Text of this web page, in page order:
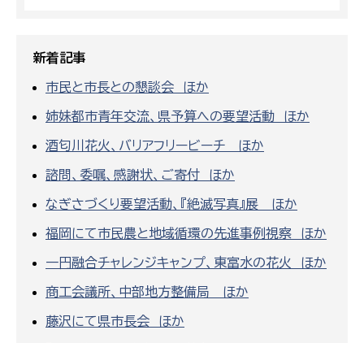
新着記事
市民と市長との懇談会 ほか
姉妹都市青年交流、県予算への要望活動 ほか
酒匂川花火、バリアフリービーチ ほか
諮問、委嘱、感謝状、ご寄付 ほか
なぎさづくり要望活動、『絶滅写真』展 ほか
福岡にて市民農と地域循環の先進事例視察 ほか
一円融合チャレンジキャンプ、東富水の花火 ほか
商工会議所、中部地方整備局 ほか
藤沢にて県市長会 ほか